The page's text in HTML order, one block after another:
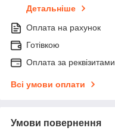
Детальніше
Оплата на рахунок
Готівкою
Оплата за реквізитами
Всі умови оплати
Умови повернення